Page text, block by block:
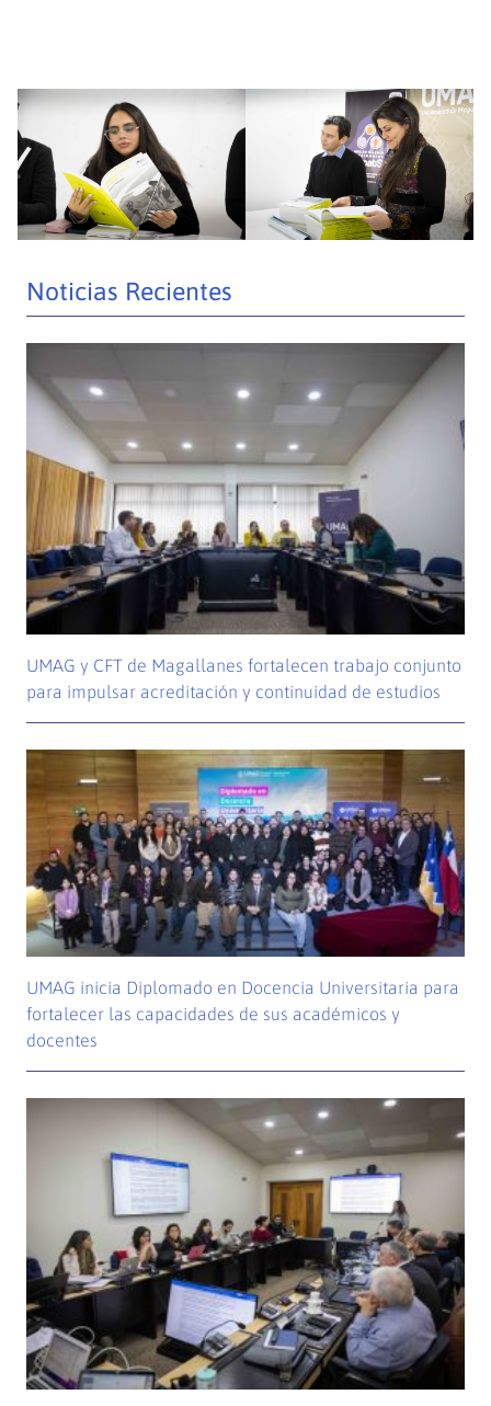
Noticias Recientes
UMAG y CFT de Magallanes fortalecen trabajo conjunto
para impulsar acreditación y continuidad de estudios
UMAG inicia Diplomado en Docencia Universitaria para
fortalecer las capacidades de sus académicos y
docentes